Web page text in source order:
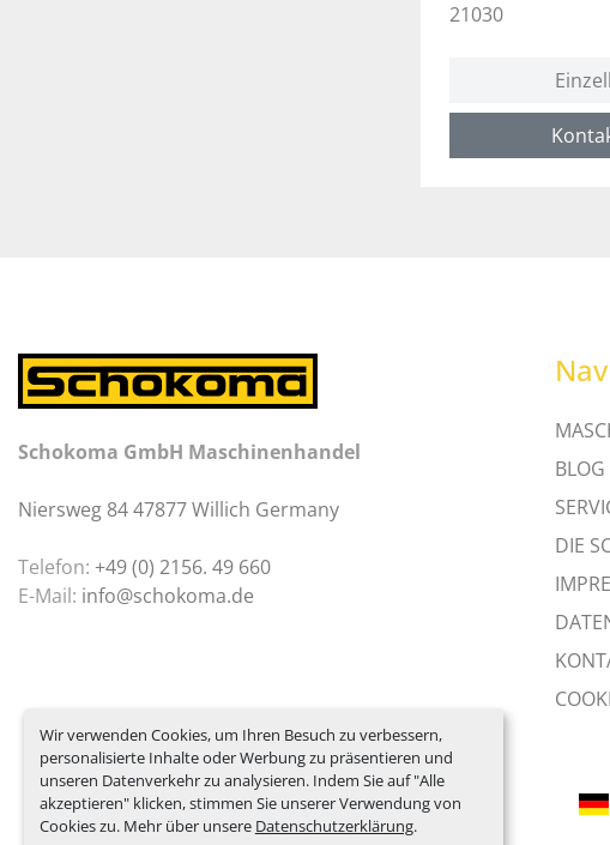
Wir verwenden Cookies, um Ihren Besuch zu verbessern,
personalisierte Inhalte oder Werbung zu präsentieren und
unseren Datenverkehr zu analysieren. Indem Sie auf "Alle
akzeptieren" klicken, stimmen Sie unserer Verwendung von
Cookies zu. Mehr über unsere Datenschutzerklärung.
21030
Schokoma GmbH Maschinenhandel
Niersweg 84 47877 Willich Germany
Telefon: +49 (0) 2156. 49 660
E-Mail: info@schokoma.de
BLOG
DIE